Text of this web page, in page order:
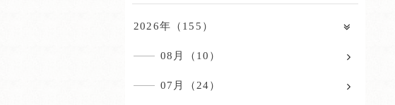
2026年（155）
08月（10）
07月（24）